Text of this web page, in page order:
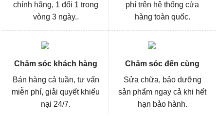
chính hãng, 1 đổi 1 trong
vòng 3 ngày..
phí trên hệ thống cửa
hàng toàn quốc.
Chăm sóc khách hàng
Bán hàng cả tuần, tư vấn
miễn phí, giải quyết khiếu
nại 24/7.
Chăm sóc đến cùng
Sửa chữa, bảo dưỡng
sản phẩm ngay cả khi hết
hạn bảo hành.